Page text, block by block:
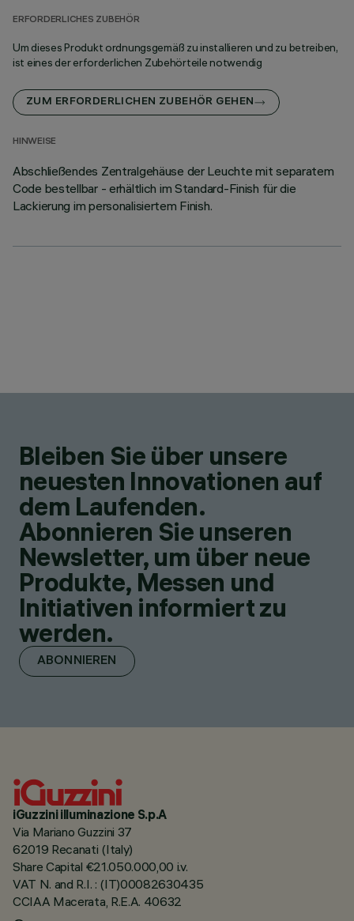
ERFORDERLICHES ZUBEHÖR
Um dieses Produkt ordnungsgemäß zu installieren und zu betreiben,
ist eines der erforderlichen Zubehörteile notwendig
ZUM ERFORDERLICHEN ZUBEHÖR GEHEN
HINWEISE
Abschließendes Zentralgehäuse der Leuchte mit separatem
Code bestellbar - erhältlich im Standard-Finish für die
Lackierung im personalisiertem Finish.
Bleiben Sie über unsere
neuesten Innovationen auf
dem Laufenden.
Abonnieren Sie unseren
Newsletter, um über neue
Produkte, Messen und
Initiativen informiert zu
werden.
ABONNIEREN
iGuzzini illuminazione S.p.A
Via Mariano Guzzini 37
62019 Recanati (Italy)
Share Capital €21.050.000,00 i.v.
VAT N. and R.I. : (IT)00082630435
CCIAA Macerata, R.E.A. 40632